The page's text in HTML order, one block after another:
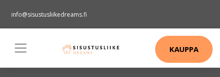
info@sisustusliikedreams.fi
KAUPPA